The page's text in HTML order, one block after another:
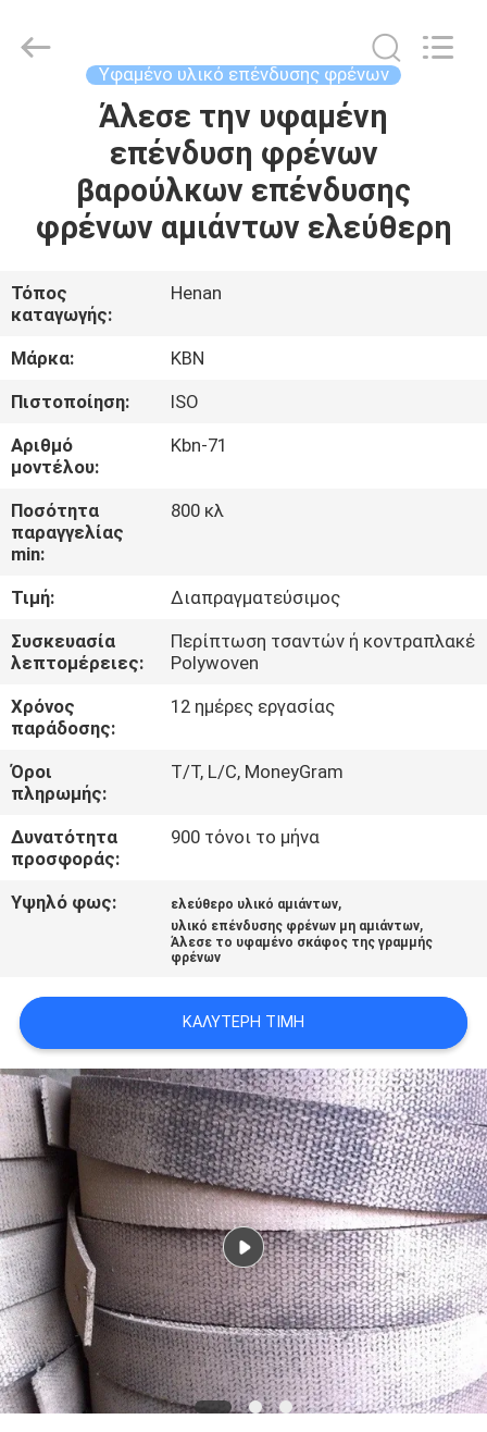
ΠΡΟΪΌΝΤΑ
ΠΕΡΊΠΟΥ
ΕΜΕΊΣ
ΓΎΡΟΣ
ΕΡΓΟΣΤΑΣΊΩΝ
ΠΟΙΟΤΙΚΌΣ
ΈΛΕΓΧΟΣ
ΕΛΆΤΕ
ΣΕ
ΕΠΑΦΉ
ΜΕ
ΖΗΤΉΣΤΕ
ΈΝΑ
ΑΠΌΣΠΑΣΜΑ
PRIVACY
POLICY
Υφαμένο υλικό επένδυσης φρένων
Άλεσε την υφαμένη
επένδυση φρένων
βαρούλκων επένδυσης
φρένων αμιάντων ελεύθερη
Τόπος
καταγωγής:
Henan
Μάρκα:
KBN
Πιστοποίηση:
ISO
Αριθμό
μοντέλου:
Kbn-71
Ποσότητα
παραγγελίας
min:
800 κλ
Τιμή:
Διαπραγματεύσιμος
Συσκευασία
λεπτομέρειες:
Περίπτωση τσαντών ή κοντραπλακέ
Polywoven
Χρόνος
παράδοσης:
12 ημέρες εργασίας
Όροι
πληρωμής:
T/T, L/C, MoneyGram
Δυνατότητα
προσφοράς:
900 τόνοι το μήνα
Υψηλό φως: ελεύθερο υλικό αμιάντων,
υλικό επένδυσης φρένων μη αμιάντων,
Άλεσε το υφαμένο σκάφος της γραμμής
φρένων
ΚΑΛΎΤΕΡΗ ΤΙΜΉ